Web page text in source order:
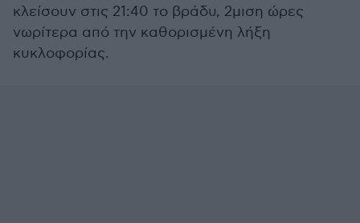
κλείσουν στις 21:40 το βράδυ, 2μιση ώρες
νωρίτερα από την καθορισμένη λήξη
κυκλοφορίας.